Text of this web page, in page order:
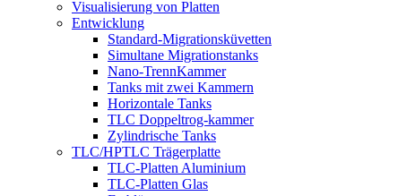
Visualisierung von Platten
Entwicklung
Standard-Migrationsküvetten
Simultane Migrationstanks
Nano-TrennKammer
Tanks mit zwei Kammern
Horizontale Tanks
TLC Doppeltrog-kammer
Zylindrische Tanks
TLC/HPTLC Trägerplatte
TLC-Platten Aluminium
TLC-Platten Glas